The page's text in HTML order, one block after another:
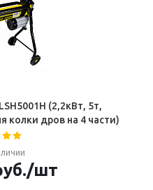
(2,2кВт, 5т,
колки дров на 4 части)
/шт